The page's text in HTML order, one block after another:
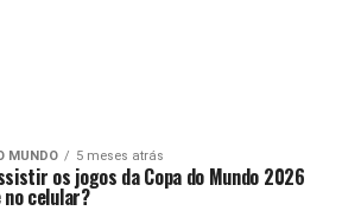
MUNDO 5 meses atrás
os jogos da Copa do Mundo 2026
no celular?